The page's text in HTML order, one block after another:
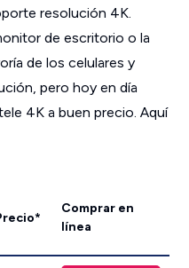
resolución 4K.
de escritorio o la
de los celulares y
pero hoy en día
4K a buen precio. Aquí
Comprar en
línea